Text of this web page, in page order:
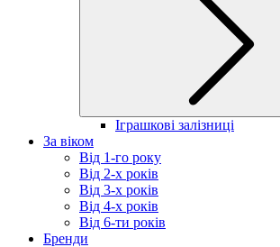
Іграшкові залізниці
За віком
Від 1-го року
Від 2-х років
Від 3-х років
Від 4-х років
Від 6-ти років
Бренди